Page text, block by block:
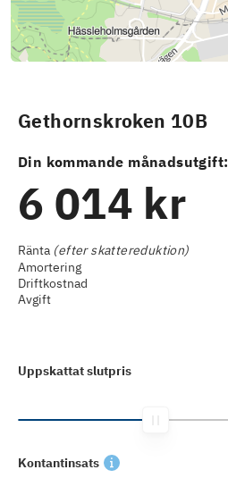
Gethornskroken 10B
Din kommande månadsutgift:
6 014 kr
Ränta (efter skattereduktion)
Amortering
Driftkostnad
Avgift
Uppskattat slutpris
Kontantinsats